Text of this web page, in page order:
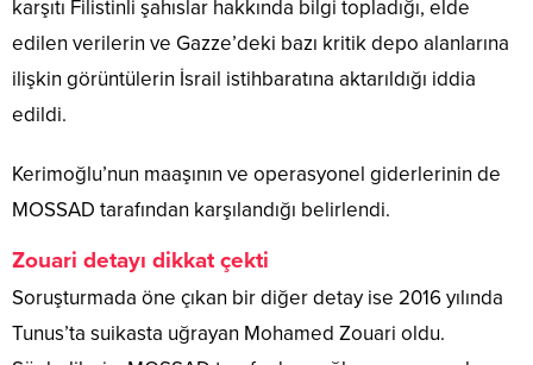
karşıtı Filistinli şahıslar hakkında bilgi topladığı, elde
edilen verilerin ve Gazze’deki bazı kritik depo alanlarına
ilişkin görüntülerin İsrail istihbaratına aktarıldığı iddia
edildi.
Kerimoğlu’nun maaşının ve operasyonel giderlerinin de
MOSSAD tarafından karşılandığı belirlendi.
Zouari detayı dikkat çekti
Soruşturmada öne çıkan bir diğer detay ise 2016 yılında
Tunus’ta suikasta uğrayan Mohamed Zouari oldu.